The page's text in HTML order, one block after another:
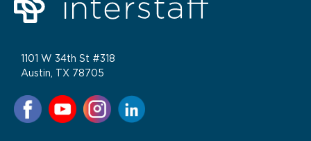
1101 W 34th St #318
Austin, TX 78705